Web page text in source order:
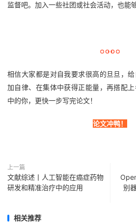
监督吧。加入一些社团或社会活动，也能
相信大家都是对自我要求很高的旦旦，
加自律、在集体中获得正能量，再搭配
中的你，更快一步写完论文！
论文冲鸭！
上一篇
文献综述丨人工智能在癌症药物
研发和精准治疗中的应用
别
相关推荐